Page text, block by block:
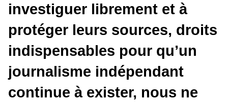
investiguer librement et à
protéger leurs sources, droits
indispensables pour qu’un
journalisme indépendant
continue à exister, nous ne